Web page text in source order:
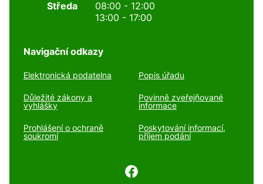
Středa
08:00 - 12:00
13:00 - 17:00
Navigační odkazy
Elektronická podatelna Popis úřadu
Důležité zákony a
vyhlášky
Povinně zveřejňované
informace
Prohlášení o ochraně
soukromí
Poskytování informací,
příjem podání